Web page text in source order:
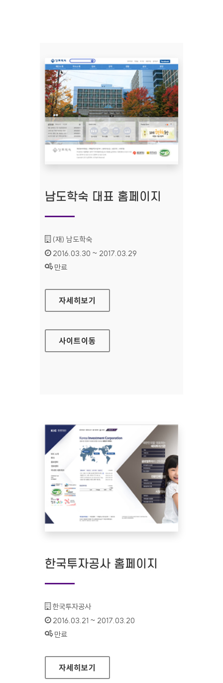
남도학숙 대표 홈페이지
기관명 :
(재) 남도학숙
인증기간 :
2016.03.30 ~ 2017.03.29
상태 :
만료
남도학숙 대표 홈페이지
자세히보기
사이트이동
한국투자공사 홈페이지
기관명 :
한국투자공사
인증기간 :
2016.03.21 ~ 2017.03.20
상태 :
만료
한국투자공사 홈페이지
자세히보기